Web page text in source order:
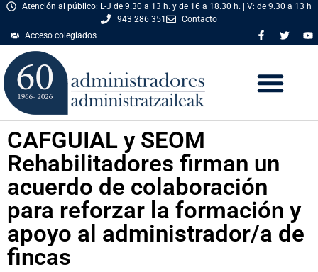
Atención al público: L-J de 9.30 a 13 h. y de 16 a 18.30 h. | V: de 9.30 a 13 h
943 286 351
Contacto
Acceso colegiados
CAFGUIAL y SEOM
Rehabilitadores firman un
acuerdo de colaboración
para reforzar la formación y
apoyo al administrador/a de
fincas